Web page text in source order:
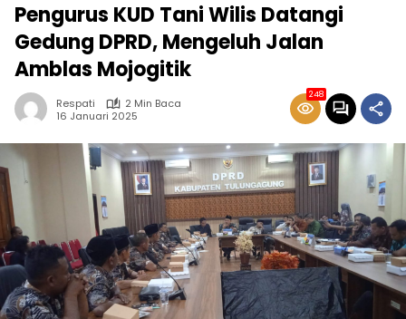
Pengurus KUD Tani Wilis Datangi
Gedung DPRD, Mengeluh Jalan
Amblas Mojogitik
Respati
2 Min Baca
16 Januari 2025
248